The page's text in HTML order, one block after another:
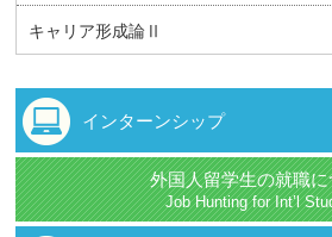
キャリア形成論Ⅱ
インターンシップ
外国人留学生の就職
Job Hunting for Int’l